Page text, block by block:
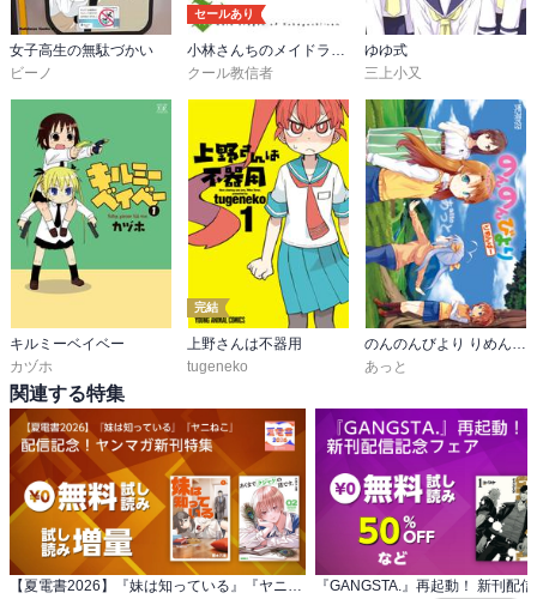
女子高生の無駄づかい
ビーノ
セールあり
小林さんちのメイドラゴン
クール教信者
ゆゆ式
三上小又
キルミーベイベー
カヅホ
完結
上野さんは不器用
tugeneko
あっと
関連する特集
『GANGSTA.』再起動！ 新刊配